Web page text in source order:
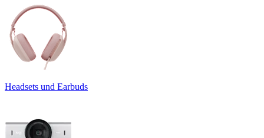
Headsets und Earbuds